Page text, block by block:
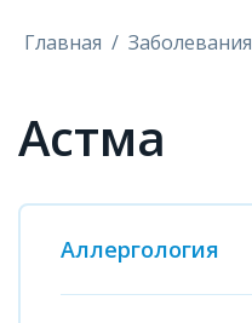
Главная Заболевания
Астма
Аллергология